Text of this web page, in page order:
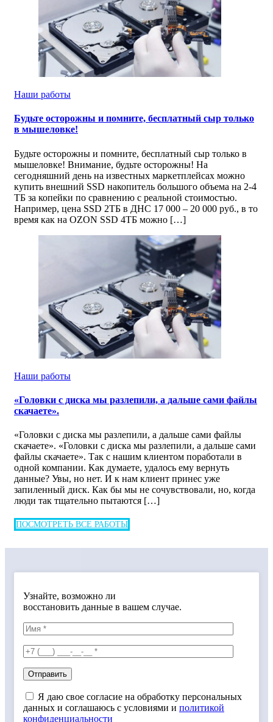
Наши работы
Будьте осторожны и помните, бесплатный сыр только
в мышеловке!
Будьте осторожны и помните, бесплатный сыр только в
мышеловке! Внимание, будьте осторожны! На
сегодняшний день на известных маркетплейсах можно
купить внешний SSD накопитель большого объема на 2-4
ТБ за копейки по сравнению с реальной стоимостью.
Например, цена SSD 2ТБ в ДНС 17 000 – 20 000 руб., в то
время как на OZON SSD 4ТБ можно […]
Наши работы
«Головки с диска мы разлепили, а дальше сами файлы
скачаете».
«Головки с диска мы разлепили, а дальше сами файлы
скачаете». «Головки с диска мы разлепили, а дальше сами
файлы скачаете». Так с нашим клиентом поработали в
одной компании. Как думаете, удалось ему вернуть
данные? Увы, но нет. И к нам клиент принес уже
запиленный диск. Как бы мы не сочувствовали, но, когда
люди так тщательно пытаются […]
ПОСМОТРЕТЬ ВСЕ РАБОТЫ
Узнайте, возможно ли
восстановить данные в вашем случае.
Я даю свое согласие на обработку персональных
данных и соглашаюсь с условиями и политикой
конфиденциальности